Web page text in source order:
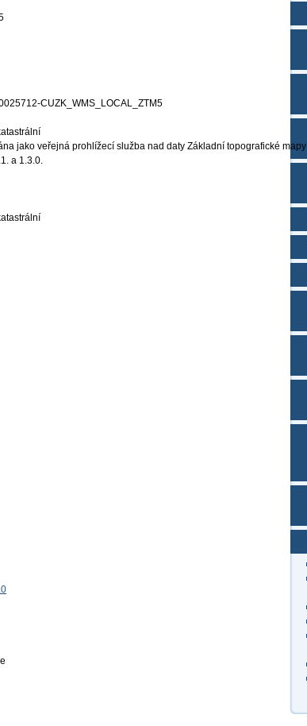
CUZK_WMS_LOCAL_ZTM5
jako veřejná prohlížecí služba nad daty Základní topografické mapy
a 1.3.0.